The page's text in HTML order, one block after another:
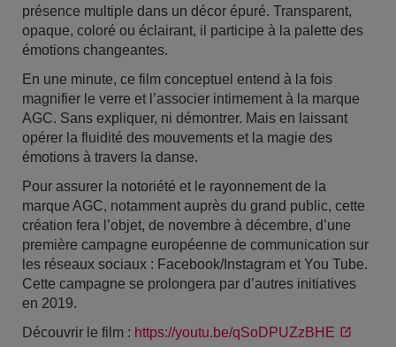
présence multiple dans un décor épuré. Transparent,
opaque, coloré ou éclairant, il participe à la palette des
émotions changeantes.
En une minute, ce film conceptuel entend à la fois
magnifier le verre et l’associer intimement à la marque
AGC. Sans expliquer, ni démontrer. Mais en laissant
opérer la fluidité des mouvements et la magie des
émotions à travers la danse.
Pour assurer la notoriété et le rayonnement de la
marque AGC, notamment auprès du grand public, cette
création fera l’objet, de novembre à décembre, d’une
première campagne européenne de communication sur
les réseaux sociaux : Facebook/Instagram et You Tube.
Cette campagne se prolongera par d’autres initiatives
en 2019.
Découvrir le film : https://youtu.be/qSoDPUZzBHE